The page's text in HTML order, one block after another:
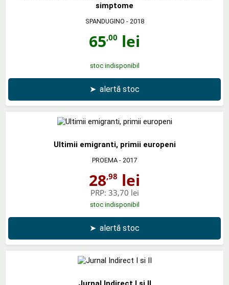
simptome
SPANDUGINO - 2018
65,00 lei
stoc indisponibil
➤ alertă stoc
Ultimii emigranti, primii europeni
PROEMA - 2017
28,98 lei
PRP: 33,70 lei
stoc indisponibil
➤ alertă stoc